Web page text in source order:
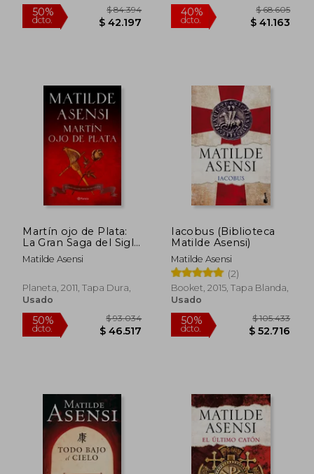
50%
dcto. $ 46.517
50%
dcto.
Martín ojo de Plata:
La Gran Saga del Siglo
de oro (Venganza en
Sevilla, Tierra Firme)
Matilde Asensi
Planeta, 2011, Tapa Dura,
Usado
Iacobus (Biblioteca
Matilde Asensi)
Matilde Asensi
(2)
Booket, 2015, Tapa Blanda,
Usado